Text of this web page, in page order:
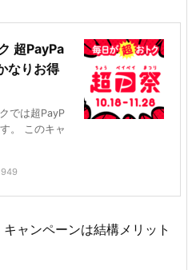
超PayPa
なりお得
では超PayP
。 このキャ
ャンペーンは結構メリット